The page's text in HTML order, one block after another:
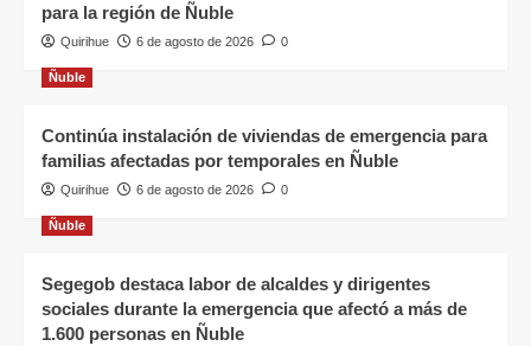
para la región de Ñuble
Quirihue 6 de agosto de 2026 0
Ñuble
Continúa instalación de viviendas de emergencia para
familias afectadas por temporales en Ñuble
Quirihue 6 de agosto de 2026 0
Ñuble
Segegob destaca labor de alcaldes y dirigentes
sociales durante la emergencia que afectó a más de
1.600 personas en Ñuble